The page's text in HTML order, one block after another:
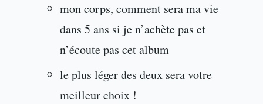
mon corps, comment sera ma vie
dans 5 ans si je n’achète pas et
n’écoute pas cet album
le plus léger des deux sera votre
meilleur choix !